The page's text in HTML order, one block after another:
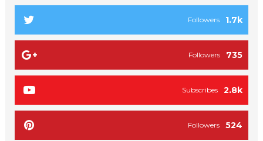
1.7k
Followers
735
Followers
2.8k
Subscribes
524
Followers